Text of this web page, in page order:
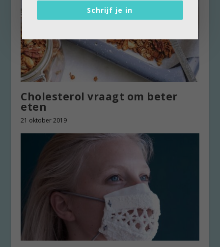
Cholesterol vraagt om beter
eten
21 oktober 2019
Schrijf je in